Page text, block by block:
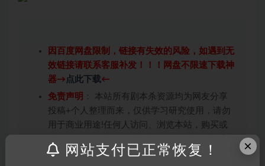
因百度网盘限制，链接有失效的风险，如遇到无
效链接请联系客服补发！！！网盘不限速下载神
器→ 点此下载←
免责声明 ： 本站所有剧本杀资源均为网友分享
投稿+个人整理而来，仅供学习研究使用，请勿
用于商业用途!任何人访问、浏览本站，购买或
条约约束，并遵守所有适用的法律法规。
×
网站支付已正常恢复！